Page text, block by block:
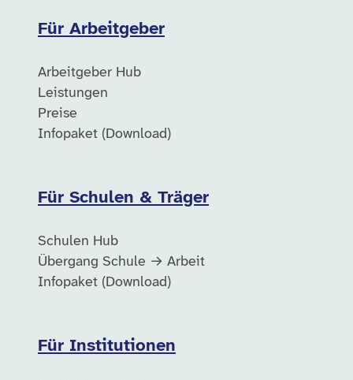
Für Arbeitgeber
Arbeitgeber Hub
Leistungen
Preise
Infopaket (Download)
Für Schulen & Träger
Schulen Hub
Übergang Schule → Arbeit
Infopaket (Download)
Für Institutionen